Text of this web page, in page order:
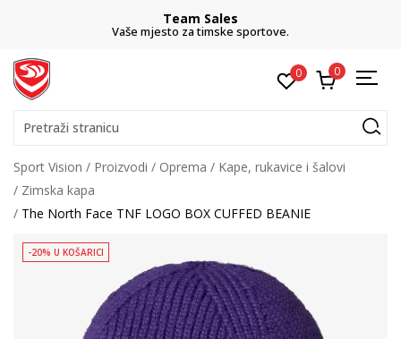
Team Sales
Vaše mjesto za timske sportove.
0 0
Pretraži stranicu
Sport Vision Proizvodi Oprema
Kape, rukavice i šalovi
Zimska kapa
The North Face TNF LOGO BOX CUFFED BEANIE
-20% U KOŠARICI